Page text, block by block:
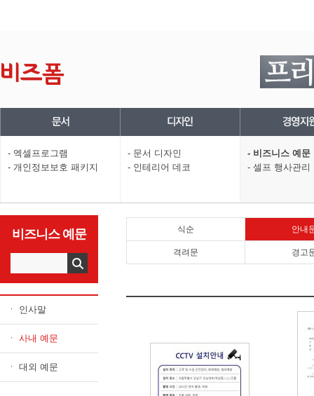
- 엑셀프로그램
- 개인정보보호 패키지
- 문서 디자인
- 인테리어 데코
- 비즈니스 예문
- 셀프 행사관리
비즈니스 예문
ㆍ 인사말
ㆍ 사내 예문
ㆍ 대외 예문
식순 안내
격려문 경고